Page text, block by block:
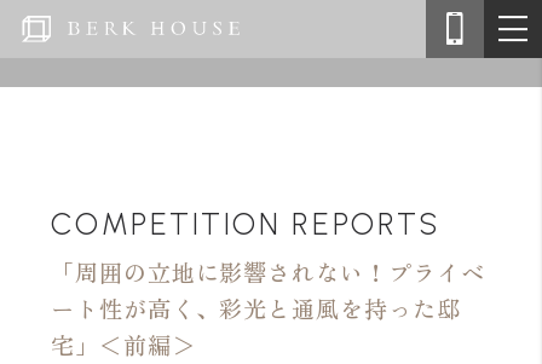
COMPETITION REPORTS
「周囲の立地に影響されない！プライベ
ート性が高く、彩光と通風を持った邸
宅」＜前編＞